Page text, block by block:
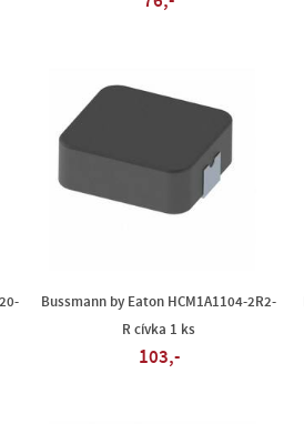
Bussmann by Eaton HCM1A1104-2R2-
R cívka 1 ks
103,-